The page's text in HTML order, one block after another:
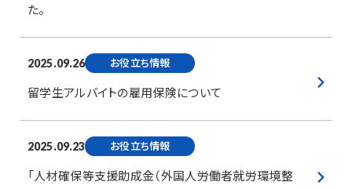
た。
2025.09.26 お役立ち情報
留学生アルバイトの雇用保険について
2025.09.23 お役立ち情報
「人材確保等支援助成金（外国人労働者就労環境整